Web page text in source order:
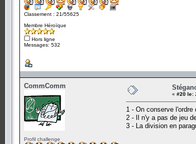
Classement : 21/55625
Membre Héroïque
Hors ligne
Messages: 532
CommComm
Profil challenge
« #20 le:
1 - On conserve
2 - Il n'y a pas de jeu
3 - La division en